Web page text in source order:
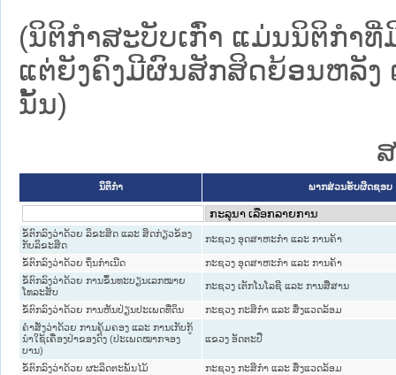
(ນິຕິກໍາສະບັບເກົ່າ ແມ່ນນິຕິກໍາ
ແຕ່ຍັງຄົງມີຜົນສັກສິດຍ້ອນຫລັງ
ນັ້ນ)
ນິຕິກໍາ ພາກສ່ວນຮັບຜິດຊອບ
ຂໍ້ຕົກລົງວ່າດ້ວຍ ລິຂະສິດ ແລະ ສິດກ່ຽວຂ້ອງ
ກັບລິຂະສິດ
ກະຊວງ ອຸດສາຫະກຳ ແລະ ການຄ້າ
ຂໍ້ຕົກລົງວ່າດ້ວຍ ຖິ່ນກໍາເນີດ
ກະຊວງ ອຸດສາຫະກຳ ແລະ ການຄ້າ
ຂໍ້ຕົກລົງວ່າດ້ວຍ ການຂຶ້ນທະບຽນເລກໝາຍ
ໂທລະສັບ
ກະຊວງ ເຕັກໂນໂລຊີ ແລະ ການສື່ສານ
ຂໍ້ຕົກລົງວ່າດ້ວຍ ການຫັນປ່ຽນປະເພດທີ່ດິນ
ກະຊວງ ກະສິກຳ ແລະ ສິ່ງແວດລ້ອມ
ຄຳສັ່ງວ່າດ້ວຍ ການຄຸ້ມຄອງ ແລະ ການເກັບກູ້
ນຳໃຊ້ເຄື່ອງປ່າຂອງດົງ (ປະເພດໝາກຈອງ
ບານ)
ແຂວງ ອັດຕະປື
ຂໍ້ຕົກລົງວ່າດ້ວຍ ຜະລິດຕະພັນໄມ້
ກະຊວງ ກະສິກຳ ແລະ ສິ່ງແວດລ້ອມ